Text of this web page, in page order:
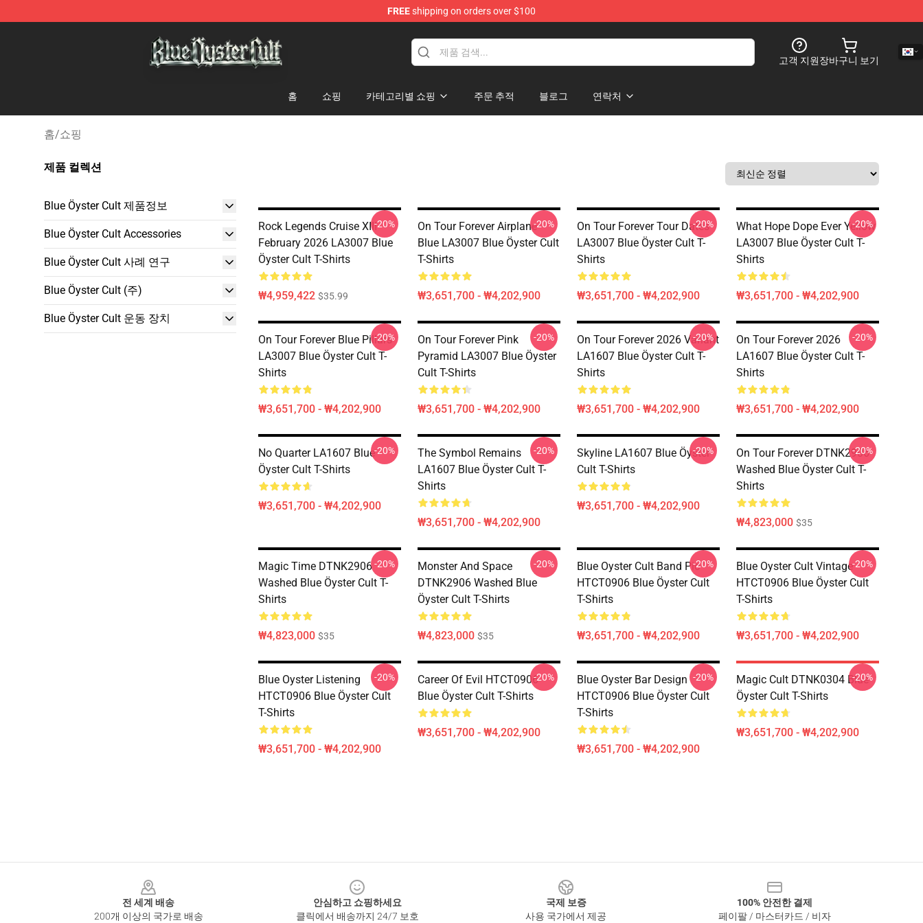
FREEshipping on orders over $100
고객 지원장바구니 보기
홈 쇼핑 카테고리별 쇼핑 주문 추적 블로그 연락처
홈/쇼핑
제품 컬렉션
Blue Öyster Cult 제품정보
Blue Öyster Cult Accessories
Blue Öyster Cult 사례 연구
Blue Öyster Cult (주)
Blue Öyster Cult 운동 장치
Rock Legends Cruise XIII
February 2026 LA3007 Blue
Öyster Cult T-Shirts
₩4,959,422 $35.99
-20%
On Tour Forever Airplane
Blue LA3007 Blue Öyster Cult
T-Shirts
₩3,651,700 - ₩4,202,900
-20%
On Tour Forever Tour Dates
LA3007 Blue Öyster Cult T-
Shirts
₩3,651,700 - ₩4,202,900
-20%
What Hope Dope Ever Yellow
LA3007 Blue Öyster Cult T-
Shirts
₩3,651,700 - ₩4,202,900
-20%
On Tour Forever Blue Pillars
LA3007 Blue Öyster Cult T-
Shirts
₩3,651,700 - ₩4,202,900
-20%
On Tour Forever Pink
Pyramid LA3007 Blue Öyster
Cult T-Shirts
₩3,651,700 - ₩4,202,900
-20%
On Tour Forever 2026 Variant
LA1607 Blue Öyster Cult T-
Shirts
₩3,651,700 - ₩4,202,900
-20%
On Tour Forever 2026
LA1607 Blue Öyster Cult T-
Shirts
₩3,651,700 - ₩4,202,900
-20%
No Quarter LA1607 Blue
Öyster Cult T-Shirts
₩3,651,700 - ₩4,202,900
-20%
The Symbol Remains
LA1607 Blue Öyster Cult T-
Shirts
₩3,651,700 - ₩4,202,900
-20%
Skyline LA1607 Blue Öyster
Cult T-Shirts
₩3,651,700 - ₩4,202,900
-20%
On Tour Forever DTNK2906
Washed Blue Öyster Cult T-
Shirts
₩4,823,000 $35
-20%
Magic Time DTNK2906
Washed Blue Öyster Cult T-
Shirts
₩4,823,000 $35
-20%
Monster And Space
DTNK2906 Washed Blue
Öyster Cult T-Shirts
₩4,823,000 $35
-20%
Blue Oyster Cult Band Pic
HTCT0906 Blue Öyster Cult
T-Shirts
₩3,651,700 - ₩4,202,900
-20%
Blue Oyster Cult Vintage
HTCT0906 Blue Öyster Cult
T-Shirts
₩3,651,700 - ₩4,202,900
-20%
Blue Oyster Listening
HTCT0906 Blue Öyster Cult
T-Shirts
₩3,651,700 - ₩4,202,900
-20%
Career Of Evil HTCT0906
Blue Öyster Cult T-Shirts
₩3,651,700 - ₩4,202,900
-20%
Blue Oyster Bar Design
HTCT0906 Blue Öyster Cult
T-Shirts
₩3,651,700 - ₩4,202,900
-20%
Magic Cult DTNK0304 Blue
Öyster Cult T-Shirts
₩3,651,700 - ₩4,202,900
-20%
전 세계 배송
200개 이상의 국가로 배송
안심하고 쇼핑하세요
클릭에서 배송까지 24/7 보호
국제 보증
사용 국가에서 제공
100% 안전한 결제
페이팔 / 마스터카드 / 비자